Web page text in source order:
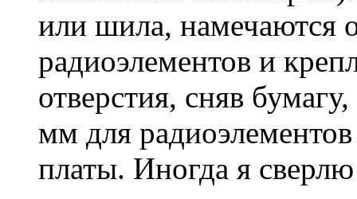
или шила, намечаются
радиоэлементов и
отверстия, сняв
мм для
платы. Иногда я